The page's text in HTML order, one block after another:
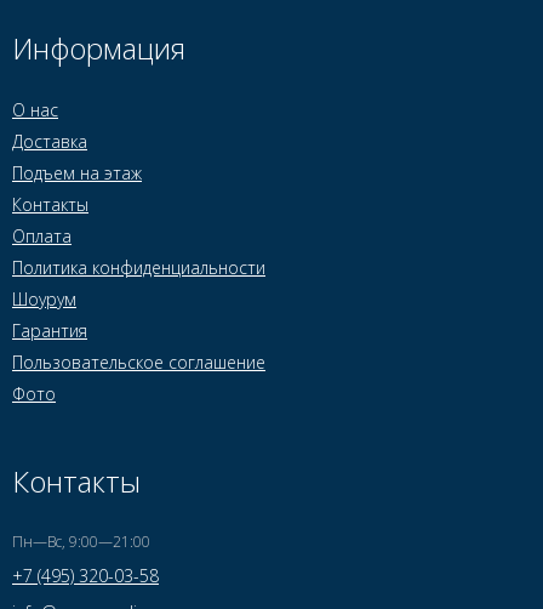
Информация
О нас
Доставка
Подъем на этаж
Контакты
Оплата
Политика конфиденциальности
Шоурум
Гарантия
Пользовательское соглашение
Фото
Контакты
Пн—Вс, 9:00—21:00
+7 (495) 320-03-58